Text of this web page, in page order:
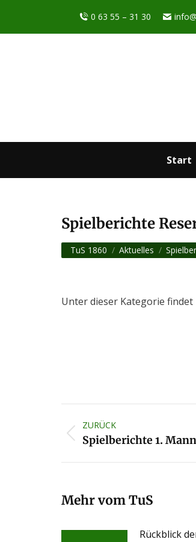
0 63 55 – 31 30
Start
Spielberichte
Sie befinden sich hier:
TuS 1860 Aktuelles
Unter dieser Kategorie
ZURÜCK
Vorheriger
Spielberichte 1.
Mehr vom TuS
Rückblick